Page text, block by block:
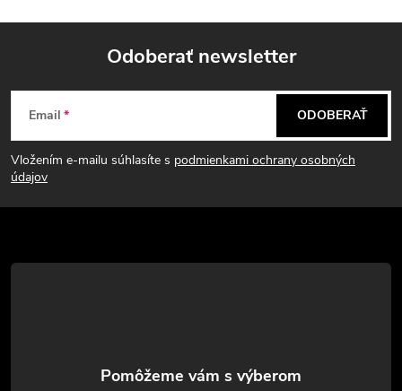
Z
á
p
t
Odoberať newsletter
Email
Vložením e-mailu súhlasíte s podmienkami ochrany osobných
údajov
ODOBERAŤ